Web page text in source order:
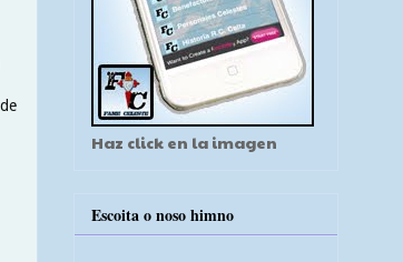
Haz click en la imagen
Escoita o noso himno